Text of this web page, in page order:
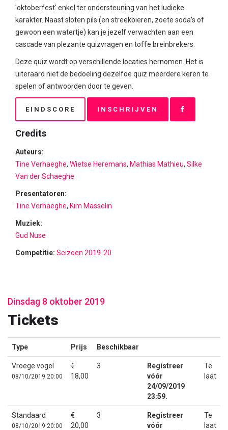
'oktoberfest' enkel ter ondersteuning van het ludieke
karakter. Naast sloten pils (en streekbieren, zoete soda's of
gewoon een watertje) kan je jezelf verwachten aan een
cascade van plezante quizvragen en toffe breinbrekers.
Deze quiz wordt op verschillende locaties hernomen. Het is
uiteraard niet de bedoeling dezelfde quiz meerdere keren te
spelen of antwoorden door te geven.
EINDSCORE INSCHRIJVEN
Credits
Auteurs:
Tine Verhaeghe, Wietse Heremans, Mathias Mathieu, Silke
Van der Schaeghe
Presentatoren:
Tine Verhaeghe, Kim Masselin
Muziek:
Gud Nuse
Competitie: Seizoen 2019-20
Dinsdag 8 oktober 2019
Tickets
Type Prijs Beschikbaar
Vroege vogel
08/10/2019 20:00
€
18,00
3
Registreer
vóór
24/09/2019
23:59.
Te
laat
Standaard
08/10/2019 20:00
€
20,00
3
Registreer
vóór
Te
laat